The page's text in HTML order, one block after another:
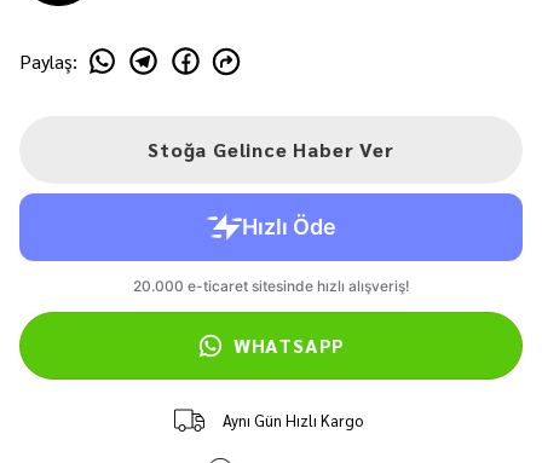
Paylaş:
Stoğa Gelince Haber Ver
WHATSAPP
Aynı Gün Hızlı Kargo